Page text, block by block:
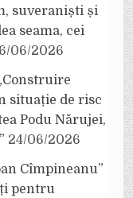
suveraniști și
seama, cei
06/2026
situație de risc
Podu Nărujei,
24/06/2026
Cîmpineanu”
pentru